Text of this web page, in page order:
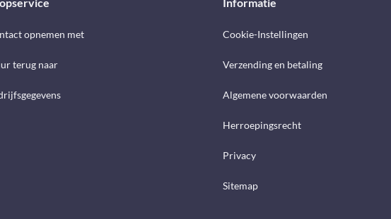
opnemen met
terug naar
Cookie-Instellingen
Verzending en betaling
Algemene voorwaarden
Herroepingsrecht
Privacy
Sitemap